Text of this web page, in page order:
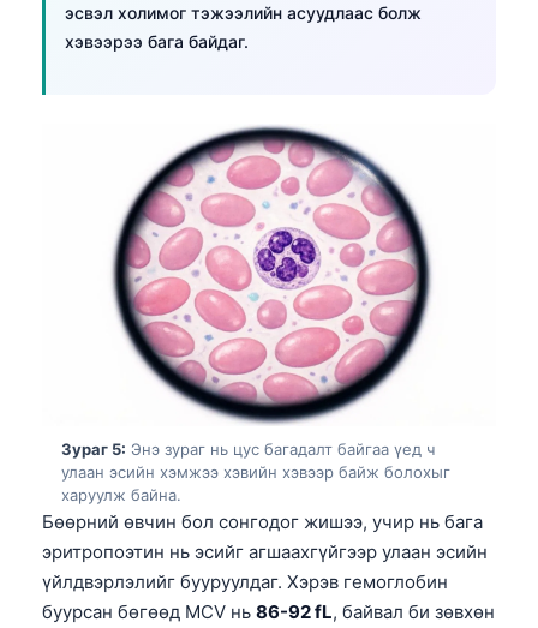
эсвэл холимог тэжээлийн асуудлаас болж
хэвээрээ бага байдаг.
Зураг 5: Энэ зураг нь цус багадалт байгаа үед ч
улаан эсийн хэмжээ хэвийн хэвээр байж болохыг
харуулж байна.
Бөөрний өвчин бол сонгодог жишээ, учир нь бага
эритропоэтин нь эсийг агшаахгүйгээр улаан эсийн
үйлдвэрлэлийг бууруулдаг. Хэрэв гемоглобин
буурсан бөгөөд MCV нь 86-92 fL, байвал би зөвхөн
Hrvatski
Slovenčina
پښتو
سنڌي
Galego
Latviešu valoda
Македонски јазик
Euskara
Gàidhlig
ພາສາລາວ